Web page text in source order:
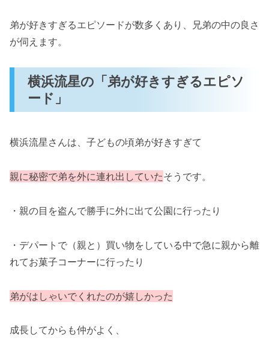
弟が好きすぎるエピソードが数多くあり、兄弟の中の良さ
が伺えます。
横浜流星の「弟が好きすぎるエピソ
ード」
横浜流星さんは、子どもの頃弟が好きすぎて
親に秘密で弟を外に連れ出していたそうです。
・親の目を盗んで勝手に外に出て公園に行ったり
・デパートで（親と）買い物をしている中で急に親から離
れてお菓子コーナーに行ったり
弟がはしゃいでくれたのが嬉しかった
成長してからも仲がよく、